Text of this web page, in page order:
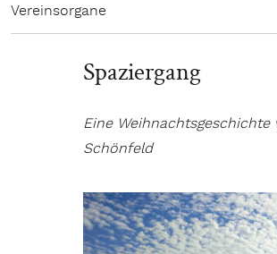
Vereinsorgane
Spaziergang
Eine Weihnachtsgeschichte
Schönfeld